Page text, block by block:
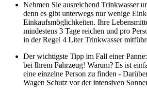
Nehmen Sie ausreichend Trinkwasser
denn es gibt unterwegs nur wenige
Einkaufsmöglichkeiten. Ihre
mindestens 3 Tage reichen und pro
in der Regel 4 Liter Trinkwasser
Der wichtigste Tipp im Fall einer
bei Ihrem Fahrzeug! Warum? Es ist
eine einzelne Person zu finden -
Wagen Schutz vor der intensiven